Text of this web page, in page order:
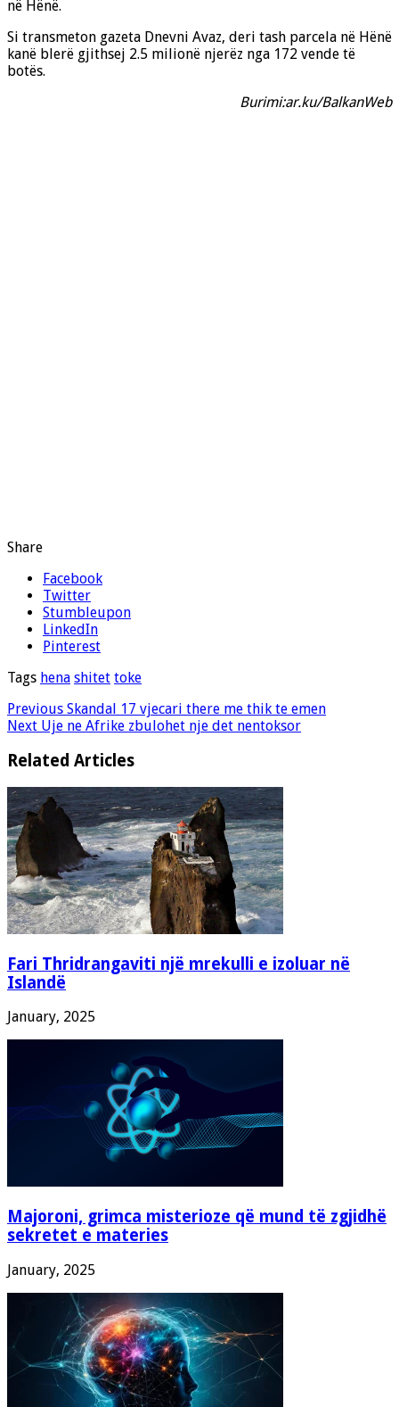
në Hënë.
Si transmeton gazeta Dnevni Avaz, deri tash parcela në Hënë
kanë blerë gjithsej 2.5 milionë njerëz nga 172 vende të
botës.
Burimi:ar.ku/BalkanWeb
Share
Facebook
Twitter
Stumbleupon
LinkedIn
Pinterest
Tags hena shitet toke
Previous Skandal 17 vjecari there me thik te emen
Next Uje ne Afrike zbulohet nje det nentoksor
Related Articles
Fari Thridrangaviti një mrekulli e izoluar në
Islandë
January, 2025
Majoroni, grimca misterioze që mund të zgjidhë
sekretet e materies
January, 2025